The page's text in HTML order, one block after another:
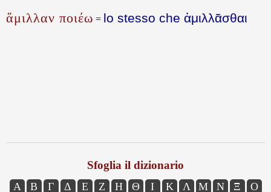
ἅμιλλαν ποιέω = lo stesso che ἁμιλλᾶσθαι
Sfoglia il dizionario
Α Β Γ Δ Ε Ζ Η Θ Ι Κ Λ Μ Ν Ξ
Ο